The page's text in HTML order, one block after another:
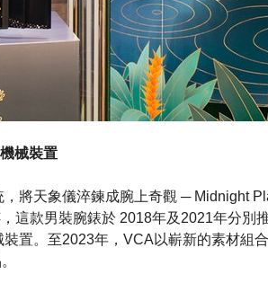
械裝置
將天象儀淬鍊成腕上奇觀 ─ Midnight
這款男裝腕錶於 2018年及2021年分別
置。至2023年，VCA以嶄新的素材組